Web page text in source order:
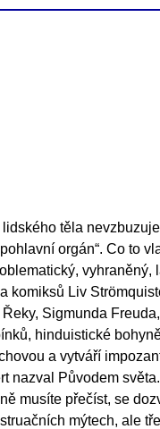
těla
orgán“. Co to
vyhraněný,
komiksů Liv
Řeky, Sigmunda
hinduistické
a vytváří
nazval Původem
musíte přečíst, se
mýtech, ale